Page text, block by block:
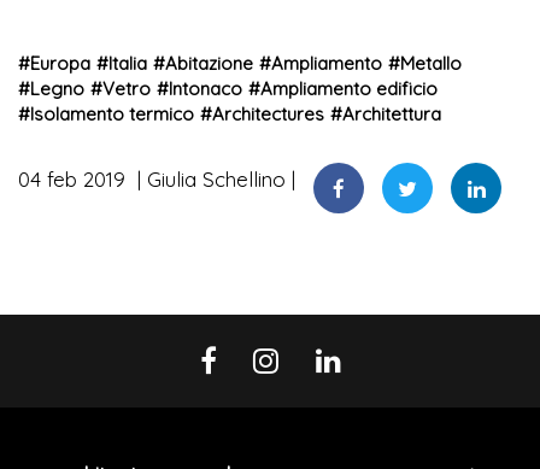
#Europa #Italia #Abitazione #Ampliamento #Metallo
#Legno #Vetro #Intonaco #Ampliamento edificio
#Isolamento termico #Architectures #Architettura
04 feb 2019 Giulia Schellino